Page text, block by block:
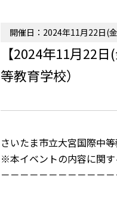
開催日：2024年11月22日(
【2024年11月22
等教育学校）
さいたま市立大宮国際中
※本イベントの内容に関す
－－－－－－－－－－－